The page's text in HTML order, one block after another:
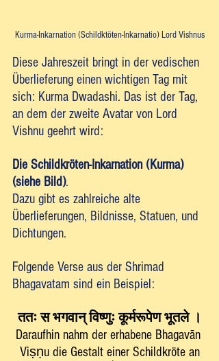
Kurma-Inkarnation (Schildktöten-Inkarnatio) Lord Vishnus
Diese Jahreszeit bringt in der vedischen
Überlieferung einen wichtigen Tag mit
sich: Kurma Dwadashi. Das ist der Tag,
an dem der zweite Avatar von Lord
Vishnu geehrt wird:
Die Schildkröten-Inkarnation (Kurma)
(siehe Bild).
Dazu gibt es zahlreiche alte
Überlieferungen, Bildnisse, Statuen, und
Dichtungen.
Folgende Verse aus der Shrimad
Bhagavatam sind ein Beispiel:
ततः स भगवान् विष्णुः कूर्मरूपेण भूतले ।
Daraufhin nahm der erhabene Bhagavān
Viṣṇu die Gestalt einer Schildkröte an